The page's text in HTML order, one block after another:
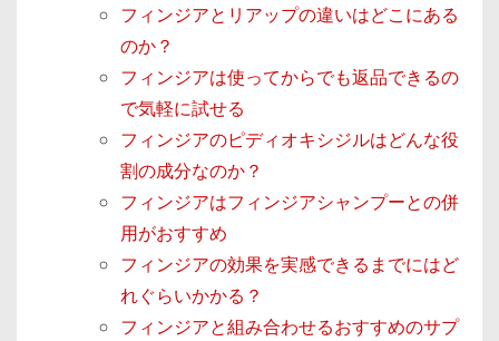
フィンジアとリアップの違いはどこにある
のか？
フィンジアは使ってからでも返品できるの
で気軽に試せる
フィンジアのピディオキシジルはどんな役
割の成分なのか？
フィンジアはフィンジアシャンプーとの併
用がおすすめ
フィンジアの効果を実感できるまでにはど
れぐらいかかる？
フィンジアと組み合わせるおすすめのサプ